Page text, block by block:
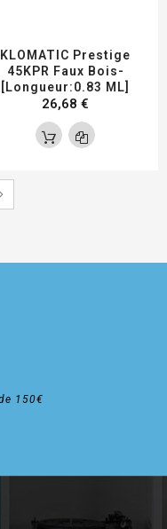
KLOMATIC Prestige
45KPR Faux Bois-
[Longueur:0.83 ML]
26,68 €
la page
150€